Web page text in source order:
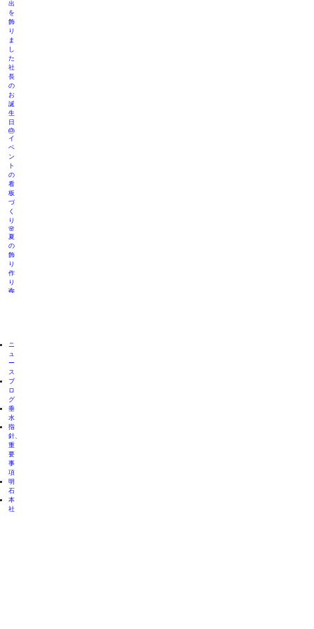
出
を
飾
り
ま
し
た
社
長
の
お
誕
生
日
🎂
イ
ベ
ン
ト
の
看
板
づ
く
り
🌸
夏
の
飾
り
作
り
🎋
ニ
ュ
ー
ス
ブ
ロ
グ
垂
水
指
針、
重
要
事
項
明
石
本
社